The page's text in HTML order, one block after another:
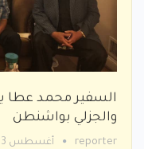
السفير محمد عطا
والجزلي بواشنطن
reporter أغسطس 13, 2018